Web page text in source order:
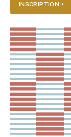
INSCRIPTION +